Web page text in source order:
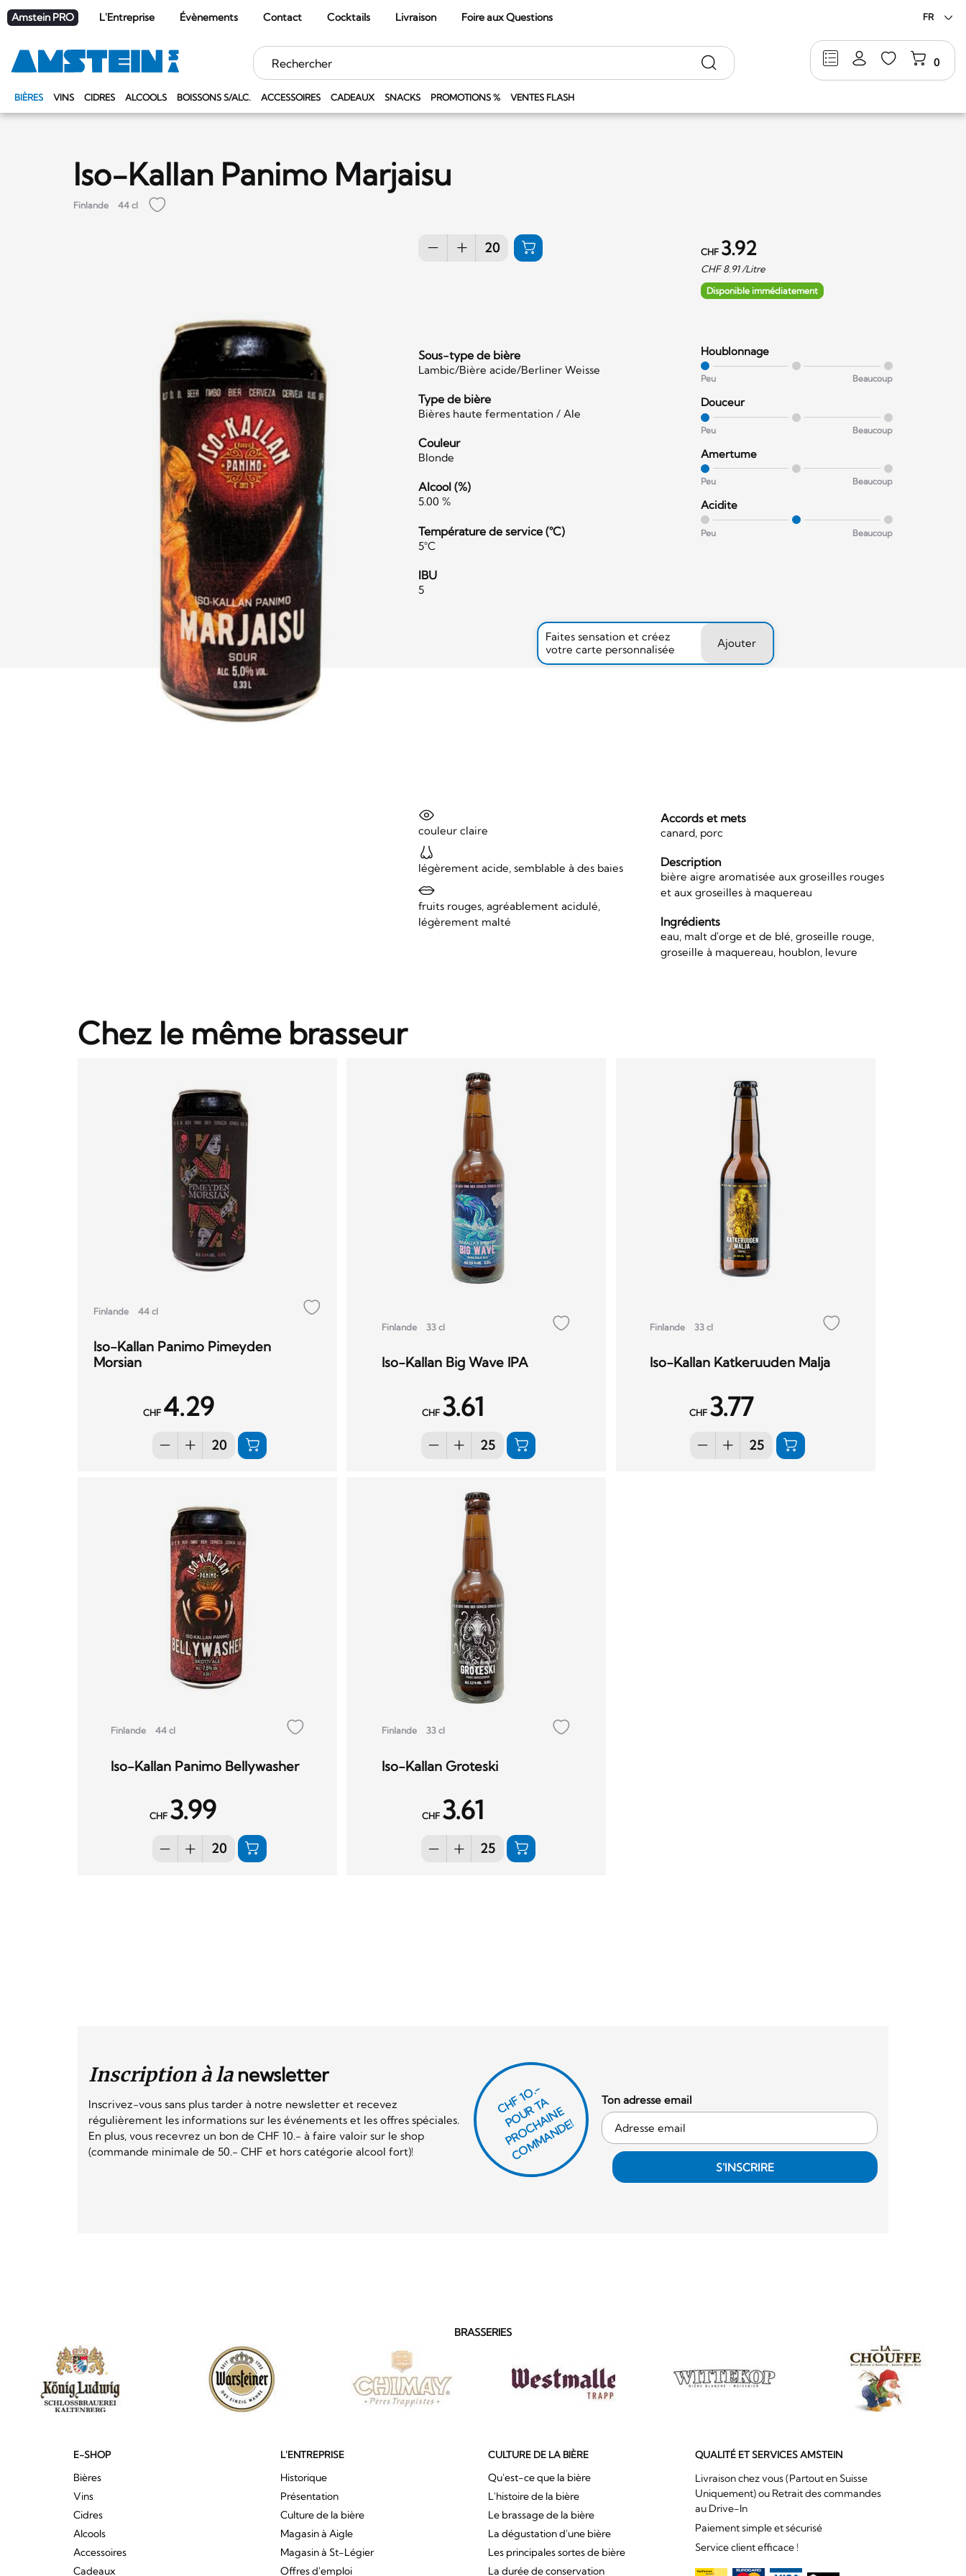
Amstein PRO L'Entreprise Évènements Contact Cocktails Livraison Foire aux Questions FR
BIÈRES VINS CIDRES ALCOOLS BOISSONS S/ALC. ACCESSOIRES CADEAUX SNACKS PROMOTIONS % VENTES FLASH
0
Mots
clés
Rechercher
Iso-Kallan Panimo Marjaisu
Finlande 44 cl
CHF 3.92
CHF8.91/Litre
Disponible immédiatement
Sous-type de bière
Lambic/Bière acide/Berliner Weisse
Type de bière
Bières haute fermentation / Ale
Couleur
Blonde
Alcool (%)
5.00 %
Température de service (°C)
5°C
IBU
5
Houblonnage
Peu Beaucoup
Douceur
Peu Beaucoup
Amertume
Peu Beaucoup
Acidite
Peu Beaucoup
Faites sensation et créez
votre carte personnalisée
Ajouter
couleur claire
légèrement acide, semblable à des baies
fruits rouges, agréablement acidulé,
légèrement malté
Accords et mets
canard, porc
Description
bière aigre aromatisée aux groseilles rouges
et aux groseilles à maquereau
Ingrédients
eau, malt d'orge et de blé, groseille rouge,
groseille à maquereau, houblon, levure
Chez le même brasseur
Finlande 44 cl
Iso-Kallan Panimo Pimeyden
Morsian
CHF 4.29
Finlande 33 cl
Iso-Kallan Big Wave IPA
CHF 3.61
Finlande 33 cl
Iso-Kallan Katkeruuden Malja
CHF 3.77
Finlande 44 cl
Iso-Kallan Panimo Bellywasher
CHF 3.99
Finlande 33 cl
Iso-Kallan Groteski
CHF 3.61
Inscription à lanewsletter
Inscrivez-vous sans plus tarder à notre newsletter et recevez
régulièrement les informations sur les événements et les offres spéciales.
En plus, vous recevrez un bon de CHF 10.- à faire valoir sur le shop
(commande minimale de 50.- CHF et hors catégorie alcool fort)!
CHF 1O.-
P
O
U
R
T
A
P
R
O
C
H
AI
N
E
C
O
M
M
A
N
D
E!
Ton adresse email
S'INSCRIRE
BRASSERIES
E-SHOP
Bières
Vins
Cidres
Alcools
Accessoires
Cadeaux
L'ENTREPRISE
Historique
Présentation
Culture de la bière
Magasin à Aigle
Magasin à St-Légier
Offres d'emploi
CULTURE DE LA BIÈRE
Qu'est-ce que la bière
L'histoire de la bière
Le brassage de la bière
La dégustation d'une bière
Les principales sortes de bière
La durée de conservation
QUALITÉ ET SERVICES AMSTEIN
Livraison chez vous (Partout en Suisse
Uniquement) ou Retrait des commandes
au Drive-In
Paiement simple et sécurisé
Service client efficace !